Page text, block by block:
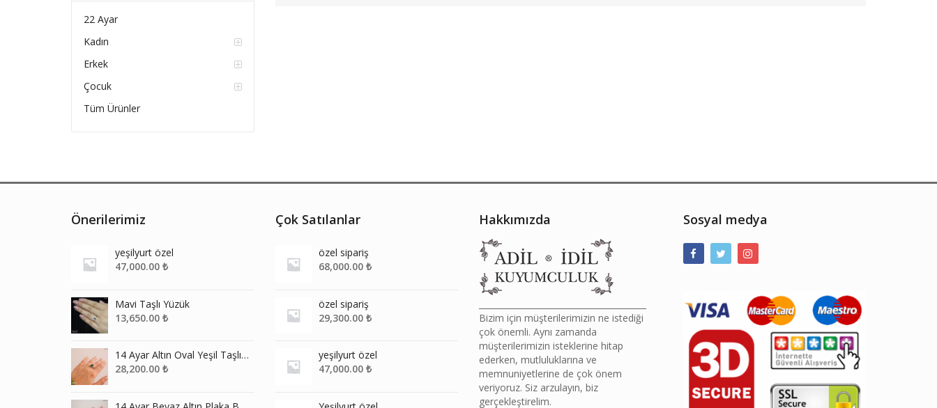
22 Ayar
Kadın
Erkek
Çocuk
Tüm Ürünler
Önerilerimiz
yeşilyurt özel
47,000.00 ₺
Mavi Taşlı Yüzük
13,650.00 ₺
14 Ayar Altın Oval Yeşil Taşlı Yüzük
28,200.00 ₺
Çok Satılanlar
özel sipariş
68,000.00 ₺
özel sipariş
29,300.00 ₺
yeşilyurt özel
47,000.00 ₺
Hakkımızda
Bizim için müşterilerimizin ne istediği
çok önemli. Aynı zamanda
müşterilerimizin isteklerine hitap
ederken, mutluluklarına ve
memnuniyetlerine de çok önem
veriyoruz. Siz arzulayın, biz
gerçekleştirelim.
Sosyal medya